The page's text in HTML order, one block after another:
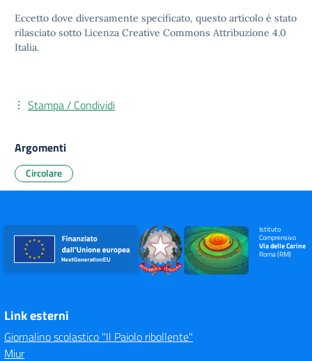
Eccetto dove diversamente specificato, questo articolo è stato
rilasciato sotto Licenza Creative Commons Attribuzione 4.0
Italia.
Stampa / Condividi
Argomenti
Circolare
Istituto
Comprensivo
Via delle Carine
Roma (RM)
Link esterni
Giornalino scolastico "Il Paiolo ribollente"
Miur